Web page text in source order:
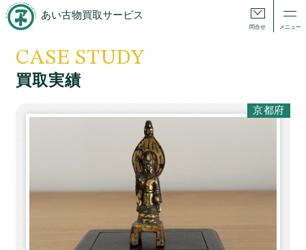
あい古物買取サービス
問合せ メニュー
CASE STUDY
買取実績
京都府